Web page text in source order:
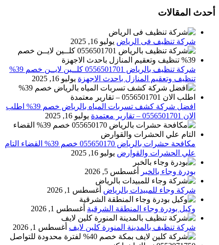
أحدث المقالات
شركة تنظيف فى الرياض يوليو 16, 2025
شركة تنظيف بالرياض 0556501701 كلــين لايــن خصم 39%
تنظيف وتعقيم المنازل باحدث الاجهزة يوليو 16, 2025
افضل شركة كشف تسربات المياه بالرياض خصم 39% اطلب
الان 0556501701‬‏ – تقارير معتمدة
يوليو 16, 2025
مكافحة حشرات بالرياض 055650170 خصم 39% القضاء التام
علي الحشرات والقوارض يوليو 16, 2025
بودرة وجاء بالخبر أغسطس 5, 2026
شركة وجاء للمبيدات بالرياض أغسطس 1, 2026
وكيل بودرة وجاء المنطقة الشرقية أغسطس 1, 2026
شركة تنظيف بالمدينة المنورة كلين لايف أغسطس 1, 2026